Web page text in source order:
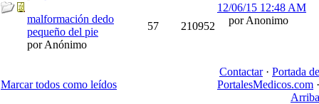
malformación dedo
pequeño del pie
por Anónimo
57 210952
12/06/15 12:48 AM
por Anonimo
Marcar todos como leídos
Contactar· Portada de
PortalesMedicos.com ·
Arriba